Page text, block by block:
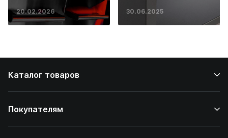
основ инженерии
до ресторанных
20.02.2026 30.06.2025
Каталог товаров
Покупателям